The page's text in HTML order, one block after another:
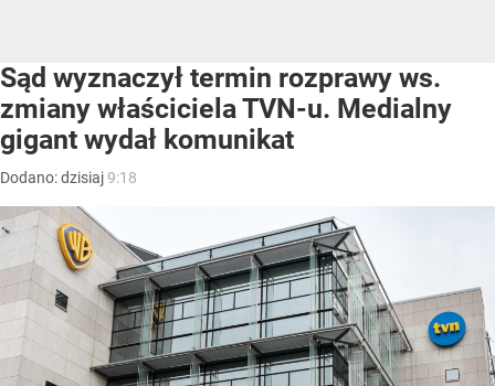
Sąd wyznaczył termin rozprawy ws.
zmiany właściciela TVN-u. Medialny
gigant wydał komunikat
Dodano:dzisiaj9:18